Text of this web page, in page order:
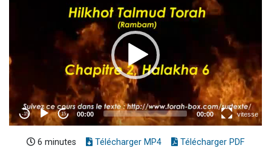
6 minutes Télécharger MP4 Télécharger PDF